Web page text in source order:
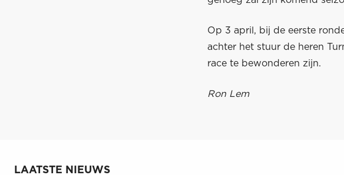
Op 3 april, bij de eerste
achter het stuur de heren
race te bewonderen zijn.
Ron Lem
LAATSTE NIEUWS